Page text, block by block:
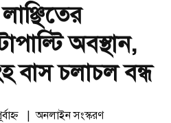
অবস্থান,
বাস চলাচল বন্ধ
অনলাইন সংস্করণ